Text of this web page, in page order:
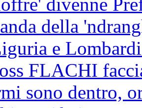
della
e
FLACHI
sono dentro,